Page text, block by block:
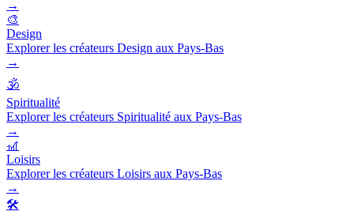
→
🎨
Design
Explorer les créateurs Design aux Pays-Bas
→
🕉️
Spiritualité
Explorer les créateurs Spiritualité aux Pays-Bas
→
🎢
Loisirs
Explorer les créateurs Loisirs aux Pays-Bas
→
🛠️